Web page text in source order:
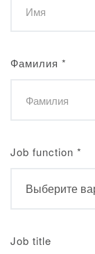
Фамилия *
Job function *
Job title